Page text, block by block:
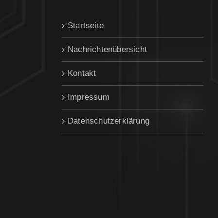
Startseite
Nachrichtenübersicht
Kontakt
Impressum
Datenschutzerklärung